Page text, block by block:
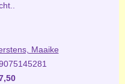
Maaike